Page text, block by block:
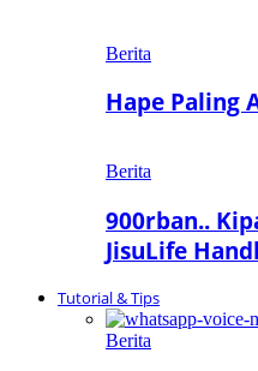
Berita
Hape Paling
Berita
900rban..
JisuLife
Tutorial & Tips
Berita